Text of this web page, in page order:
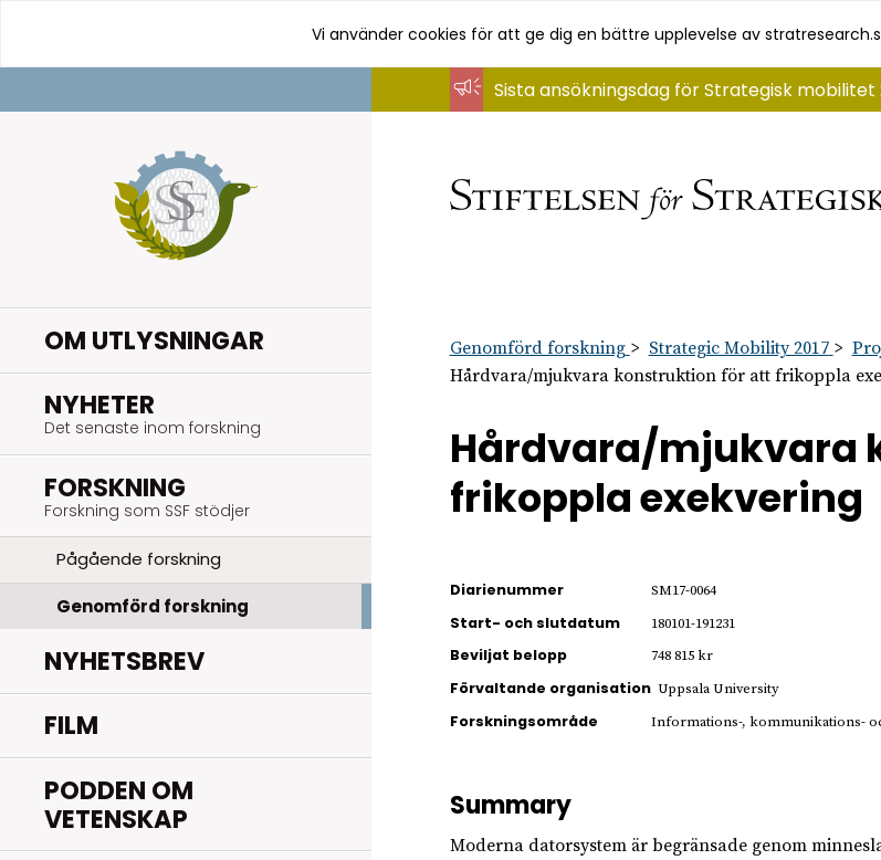
innehåll
Vi använder cookies för att ge dig en bättre upplevelse av
OM UTLYSNINGAR
NYHETER
Det senaste inom forskning
FORSKNING
Forskning som SSF stödjer
Pågående forskning
Genomförd forskning
NYHETSBREV
FILM
PODDEN OM
VETENSKAP
Sista ansökningsdag för Strategisk mobilitet
Genomförd forskning Strategic Mobility 2017
Hårdvara/mjukvara konstruktion för att frikoppla
Hårdvara/mjukvara
frikoppla exekvering
Diarienummer SM17-0064
Start- och slutdatum 180101-191231
Beviljat belopp 748 815 kr
Förvaltande organisation Uppsala University
Forskningsområde Informations-, kommunikations-
Summary
Moderna datorsystem är begränsade genom